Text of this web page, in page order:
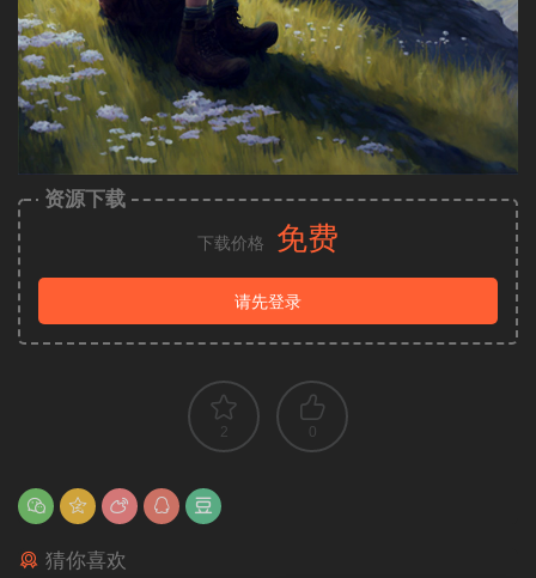
资源下载
下载价格 免费
请先登录
2 0
猜你喜欢